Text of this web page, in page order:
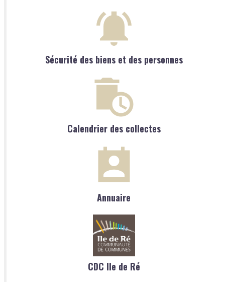
Sécurité des biens et des personnes
Calendrier des collectes
Annuaire
CDC Ile de Ré